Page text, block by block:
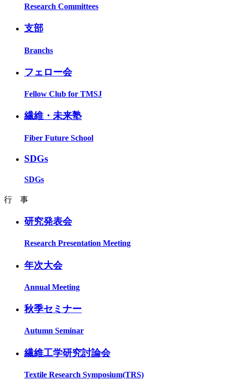
Research Committees
支部
Branchs
フェロー会
Fellow Club for TMSJ
繊維・未来塾
Fiber Future School
SDGs
SDGs
行 事
研究発表会
Research Presentation Meeting
年次大会
Annual Meeting
秋季セミナー
Autumn Seminar
繊維工学研究討論会
Textile Research Symposium(TRS)